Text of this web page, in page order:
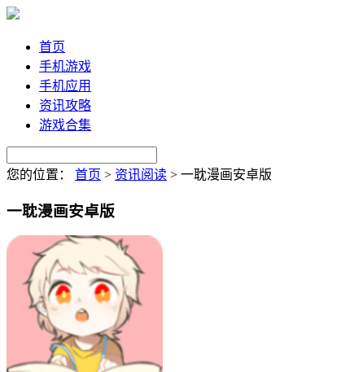
首页
手机游戏
手机应用
资讯攻略
游戏合集
您的位置： 首页 > 资讯阅读 > 一耽漫画安卓版
一耽漫画安卓版